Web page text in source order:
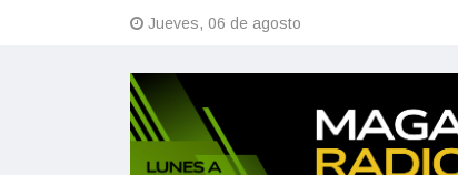
Jueves, 06 de agosto